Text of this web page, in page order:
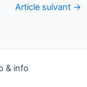
Article suivant →
& info